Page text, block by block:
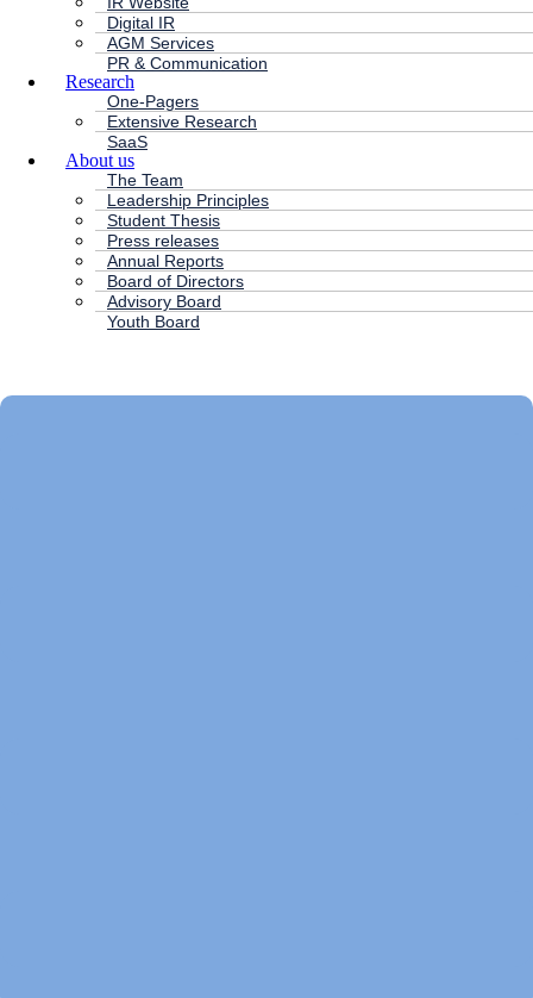
Digital IR
AGM Services
PR & Communication
Research
One-Pagers
Extensive Research
SaaS
About us
The Team
Leadership Principles
Student Thesis
Press releases
Annual Reports
Board of Directors
Advisory Board
Youth Board